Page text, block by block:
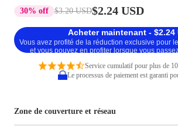
30% off $3.20 USD$2.24 USD
Acheter maintenant - $2.24
Vous avez profité de la réduction exclusive pour
et vous pouvez en profiter lorsque vous
Service cumulatif pour plus de
Le processus de paiement est garanti
Zone de couverture et réseau